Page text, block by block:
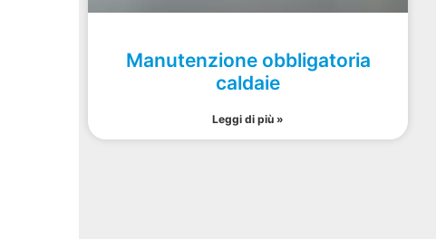
Manutenzione obbligatoria
caldaie
Leggi di più »